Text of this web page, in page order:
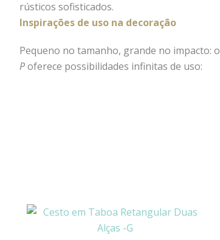
rústicos sofisticados.
Inspirações de uso na decoração
Pequeno no tamanho, grande no impacto: o
Poferece possibilidades infinitas de uso: